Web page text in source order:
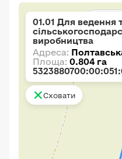
Карта
01.01 Для ведення
виробництва
Адреса:
Площа: 0.804 га
Сховати